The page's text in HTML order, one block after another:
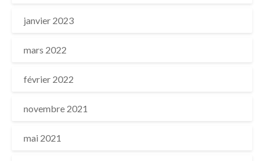
janvier 2023
mars 2022
février 2022
novembre 2021
mai 2021